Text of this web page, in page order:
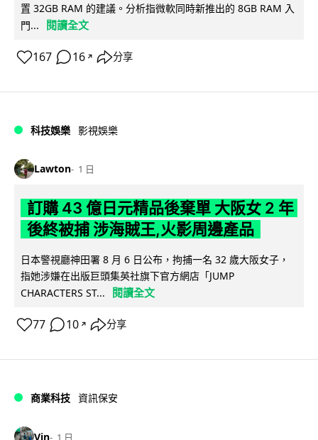
置 32GB RAM 的建議。分析指微軟同時新推出的 8GB RAM 入
門...
閱讀全文
167 16 ↗ 分享
科技娛樂 影視娛樂
Lawton 1 日
訂購 43 億日元精品後棄單 大阪女 2 年
後終被捕 涉海賊王,火影周邊產品
日本警視廳神田署 8 月 6 日公布，拘捕一名 32 歲大阪女子，
指她涉嫌在出版巨頭集英社旗下官方網店「JUMP
CHARACTERS ST...
閱讀全文
77 10 ↗ 分享
商業科技 資訊保安
Vin 1 日